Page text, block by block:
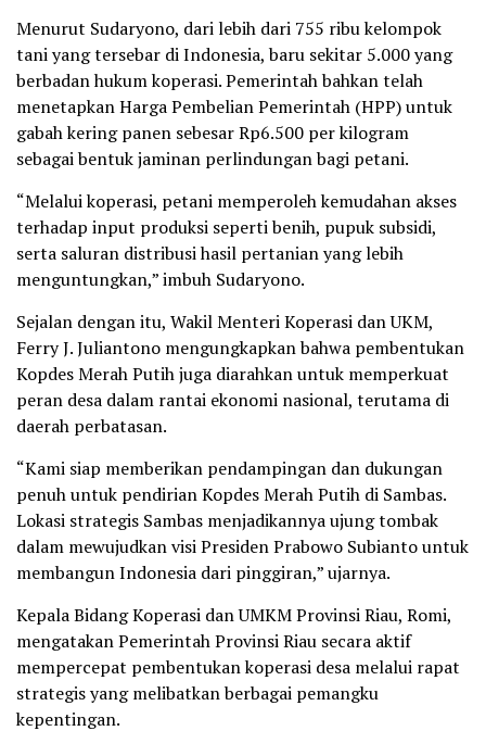
Menurut Sudaryono, dari lebih dari 755 ribu kelompok
tani yang tersebar di Indonesia, baru sekitar 5.000 yang
berbadan hukum koperasi. Pemerintah bahkan telah
menetapkan Harga Pembelian Pemerintah (HPP) untuk
gabah kering panen sebesar Rp6.500 per kilogram
sebagai bentuk jaminan perlindungan bagi petani.
“Melalui koperasi, petani memperoleh kemudahan akses
terhadap input produksi seperti benih, pupuk subsidi,
serta saluran distribusi hasil pertanian yang lebih
menguntungkan,” imbuh Sudaryono.
Sejalan dengan itu, Wakil Menteri Koperasi dan UKM,
Ferry J. Juliantono mengungkapkan bahwa pembentukan
Kopdes Merah Putih juga diarahkan untuk memperkuat
peran desa dalam rantai ekonomi nasional, terutama di
daerah perbatasan.
“Kami siap memberikan pendampingan dan dukungan
penuh untuk pendirian Kopdes Merah Putih di Sambas.
Lokasi strategis Sambas menjadikannya ujung tombak
dalam mewujudkan visi Presiden Prabowo Subianto untuk
membangun Indonesia dari pinggiran,” ujarnya.
Kepala Bidang Koperasi dan UMKM Provinsi Riau, Romi,
mengatakan Pemerintah Provinsi Riau secara aktif
mempercepat pembentukan koperasi desa melalui rapat
strategis yang melibatkan berbagai pemangku
kepentingan.